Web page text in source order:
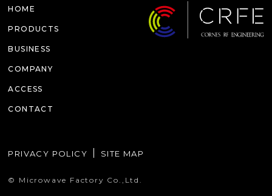
HOME
PRODUCTS
BUSINESS
COMPANY
ACCESS
CONTACT
PRIVACY POLICY SITE MAP
© Microwave Factory Co.,Ltd.